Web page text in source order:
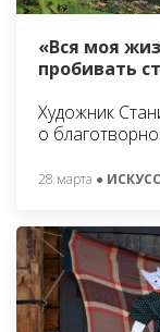
«Вся моя
пробивать
Художник
о
28 марта ●